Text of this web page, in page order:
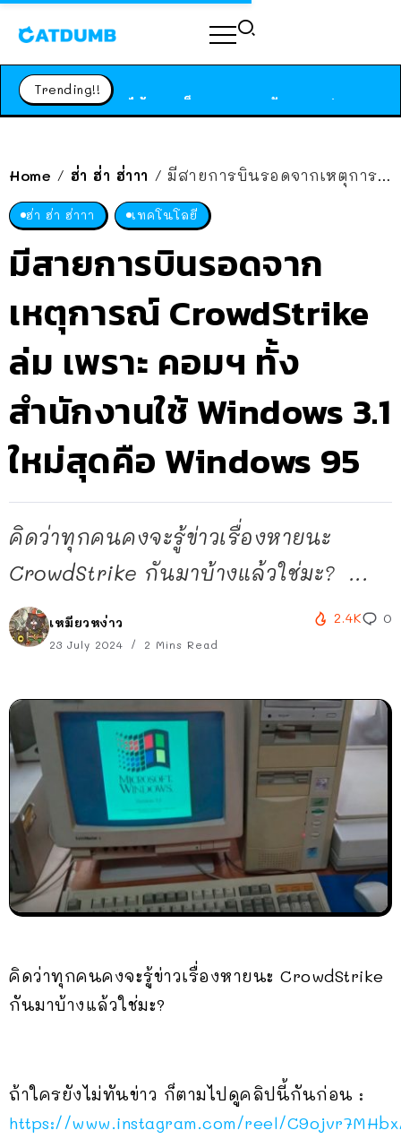
Trending!!
Home / ฮ่า ฮ่า ฮ่าาา / มีสายการบินรอดจากเหตุการณ์ CrowdStrike ล่ม เพราะ คอมฯ ทั้งสำนักงานใช้ Windows 3.1 ใหม่สุดคือ Windows 95
ฮ่า ฮ่า ฮ่าาา เทคโนโลยี
มีสายการบินรอดจาก
เหตุการณ์ CrowdStrike
ล่ม เพราะ คอมฯ ทั้ง
สำนักงานใช้ Windows 3.1
ใหม่สุดคือ Windows 95
คิดว่าทุกคนคงจะรู้ข่าวเรื่องหายนะ
CrowdStrike กันมาบ้างแล้วใช่มะ? ...
เหมียวหง่าว
23 July 2024 2 Mins Read
2.4K 0
คิดว่าทุกคนคงจะรู้ข่าวเรื่องหายนะ CrowdStrike
กันมาบ้างแล้วใช่มะ?
ถ้าใครยังไม่ทันข่าว ก็ตามไปดูคลิปนี้กันก่อน :
https://www.instagram.com/reel/